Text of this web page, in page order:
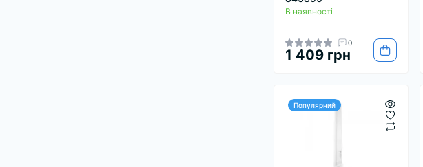
В наявності
0
1 409 грн
Популярний